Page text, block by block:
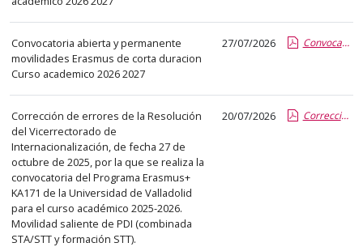
Convocatoria abierta y permanente
movilidades Erasmus de corta duracion
Curso academico 2026 2027
27/07/2026 Convocatoria Corta duracion Erasmus 2026 2027.pdf.pdf
Corrección de errores de la Resolución
del Vicerrectorado de
Internacionalización, de fecha 27 de
octubre de 2025, por la que se realiza la
convocatoria del Programa Erasmus+
KA171 de la Universidad de Valladolid
para el curso académico 2025-2026.
Movilidad saliente de PDI (combinada
STA/STT y formación STT).
20/07/2026 Corrección Errores_KA171_STA_STT_25_26_1st Call_2.pdf.pdf